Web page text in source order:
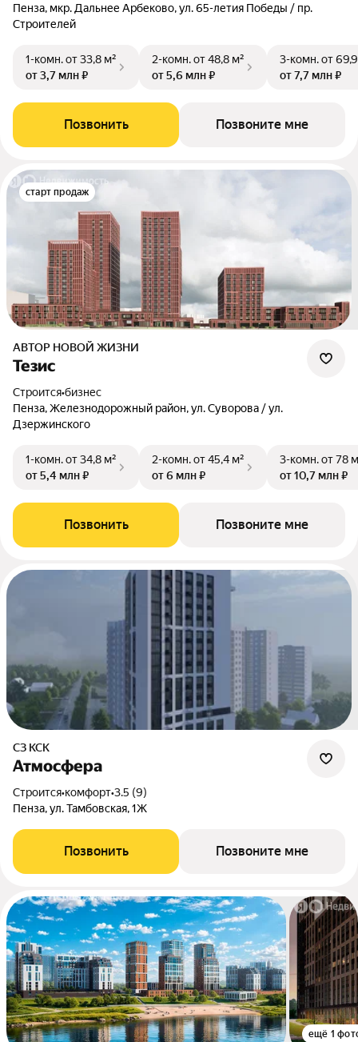
Пенза, мкр. Дальнее Арбеково, ул. 65-летия Победы / пр.
Строителей
1-комн.от 33,8 м²
от 3,7 млн ₽
2-комн.от 48,8 м²
от 5,6 млн ₽
3-комн.от
от 7,7 млн ₽
Позвонить Позвоните мне
старт продаж
АВТОР НОВОЙ ЖИЗНИ
Тезис
Строится•бизнес
Пенза, Железнодорожный район, ул. Суворова / ул.
Дзержинского
1-комн.от 34,8 м²
от 5,4 млн ₽
2-комн.от 45,4 м²
от 6 млн ₽
3-комн.от 78
от 10,7 млн ₽
Позвонить Позвоните мне
СЗ КСК
Атмосфера
Строится•комфорт•3.5 (9)
Пенза, ул. Тамбовская, 1Ж
Позвонить Позвоните мне
ещё 1